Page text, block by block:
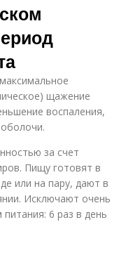
щажение
воспаления,
за счет
Пищу готовят в
или на пару, дают в
Исключают очень
6 раз в день